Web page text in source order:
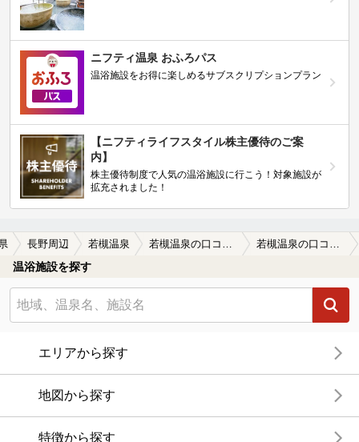
ニフティ温泉 おふろパス
温浴施設をお得に楽しめるサブスクリプションプラン
【ニフティライフスタイル株主優待のご案
内】
株主優待制度で人気の温浴施設に行こう！対象施設が
拡充されました！
長野周辺 若槻温泉
温浴施設を探す
エリアから探す
地図から探す
特徴から探す